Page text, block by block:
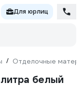
Для юрлиц
/ Отделочные
белый